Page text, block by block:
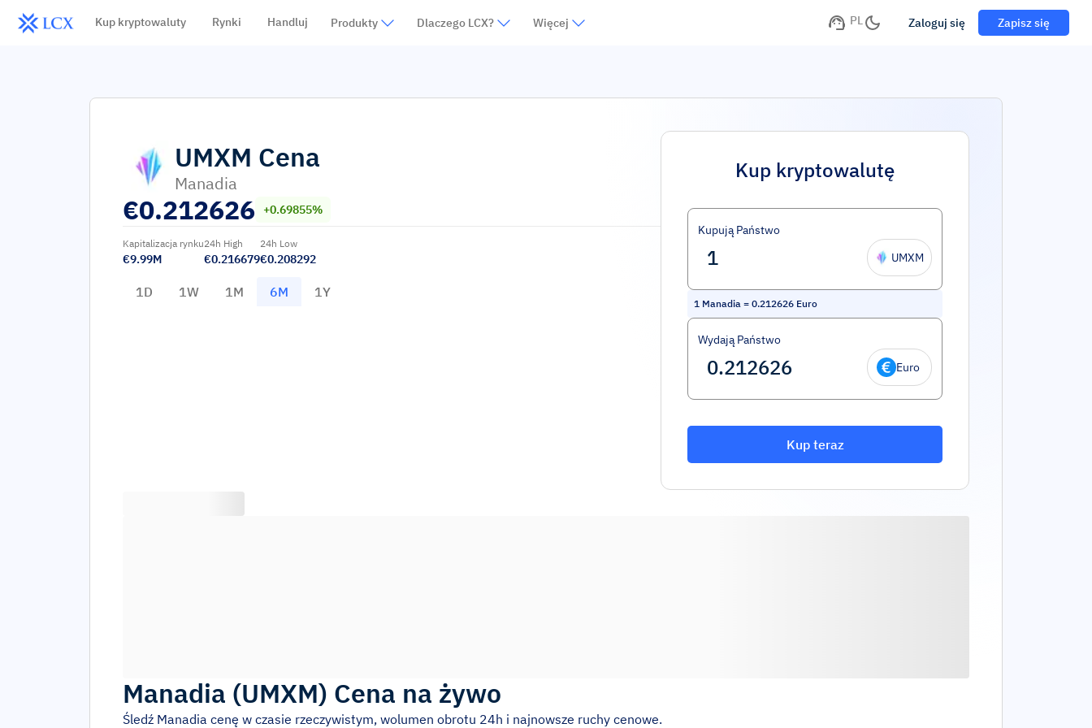
Kup kryptowaluty Rynki Handluj Produkty Dlaczego LCX? Więcej PL Zaloguj się Zapisz się
UMXM Cena
Manadia
€0.212626 +0.69855%
Kapitalizacja rynku
€9.99M
24h High
€0.216679
24h Low
€0.208292
1D 1W 1M 6M 1Y
Kup kryptowalutę
Kupują Państwo
UMXM
1 Manadia = 0.212626 Euro
Wydają Państwo
Euro
Kup teraz
Manadia (UMXM) Cena na żywo
Śledź Manadia cenę w czasie rzeczywistym, wolumen obrotu 24h i najnowsze ruchy cenowe.